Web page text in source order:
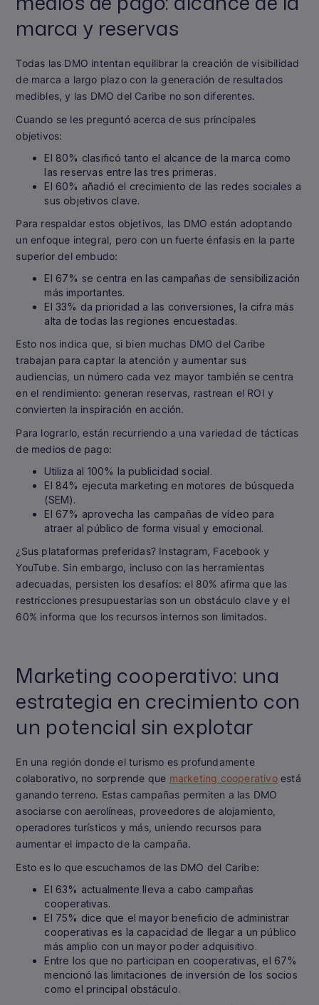
marca y reservas
Todas las DMO intentan equilibrar la creación de visibilidad
de marca a largo plazo con la generación de resultados
medibles, y las DMO del Caribe no son diferentes.
Cuando se les preguntó acerca de sus principales
objetivos:
El 80% clasificó tanto el alcance de la marca como
las reservas entre las tres primeras.
El 60% añadió el crecimiento de las redes sociales a
sus objetivos clave.
Para respaldar estos objetivos, las DMO están adoptando
un enfoque integral, pero con un fuerte énfasis en la parte
superior del embudo:
El 67% se centra en las campañas de sensibilización
más importantes.
El 33% da prioridad a las conversiones, la cifra más
alta de todas las regiones encuestadas.
Esto nos indica que, si bien muchas DMO del Caribe
trabajan para captar la atención y aumentar sus
audiencias, un número cada vez mayor también se centra
en el rendimiento: generan reservas, rastrean el ROI y
convierten la inspiración en acción.
Para lograrlo, están recurriendo a una variedad de tácticas
de medios de pago:
Utiliza al 100% la publicidad social.
El 84% ejecuta marketing en motores de búsqueda
(SEM).
El 67% aprovecha las campañas de vídeo para
atraer al público de forma visual y emocional.
¿Sus plataformas preferidas? Instagram, Facebook y
YouTube. Sin embargo, incluso con las herramientas
adecuadas, persisten los desafíos: el 80% afirma que las
restricciones presupuestarias son un obstáculo clave y el
60% informa que los recursos internos son limitados.
Marketing cooperativo: una
estrategia en crecimiento con
un potencial sin explotar
En una región donde el turismo es profundamente
colaborativo, no sorprende que marketing cooperativoestá
ganando terreno. Estas campañas permiten a las DMO
asociarse con aerolíneas, proveedores de alojamiento,
operadores turísticos y más, uniendo recursos para
aumentar el impacto de la campaña.
Esto es lo que escuchamos de las DMO del Caribe:
El 63% actualmente lleva a cabo campañas
cooperativas.
El 75% dice que el mayor beneficio de administrar
cooperativas es la capacidad de llegar a un público
más amplio con un mayor poder adquisitivo.
Entre los que no participan en cooperativas, el 67%
mencionó las limitaciones de inversión de los socios
como el principal obstáculo.